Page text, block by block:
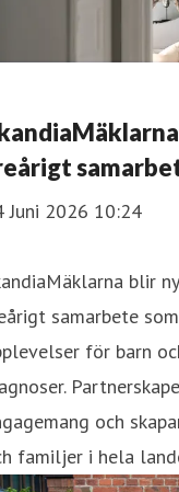
Juni 2026 10:24
blir
samarbete
för barn
och
familjer i hela